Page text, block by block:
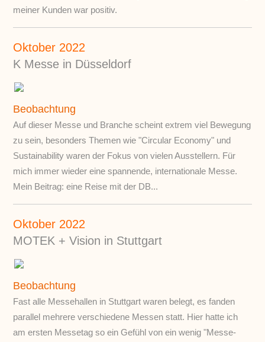
meiner Kunden war positiv.
Oktober 2022
K Messe in Düsseldorf
Beobachtung
Auf dieser Messe und Branche scheint extrem viel Bewegung
zu sein, besonders Themen wie "Circular Economy" und
Sustainability waren der Fokus von vielen Ausstellern. Für
mich immer wieder eine spannende, internationale Messe.
Mein Beitrag: eine Reise mit der DB...
Oktober 2022
MOTEK + Vision in Stuttgart
Beobachtung
Fast alle Messehallen in Stuttgart waren belegt, es fanden
parallel mehrere verschiedene Messen statt. Hier hatte ich
am ersten Messetag so ein Gefühl von ein wenig "Messe-